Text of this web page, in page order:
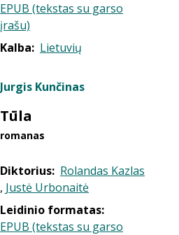
EPUB (tekstas su garso
įrašu)
Kalba: Lietuvių
Jurgis Kunčinas
Tūla
romanas
Diktorius: Rolandas Kazlas
, Justė Urbonaitė
Leidinio formatas:
EPUB (tekstas su garso